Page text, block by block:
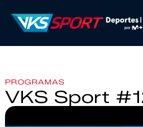
PROGRAMAS
VKS Sport